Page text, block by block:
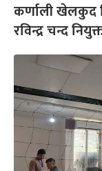
कर्णाली खेलकुद
रविन्द्र चन्द